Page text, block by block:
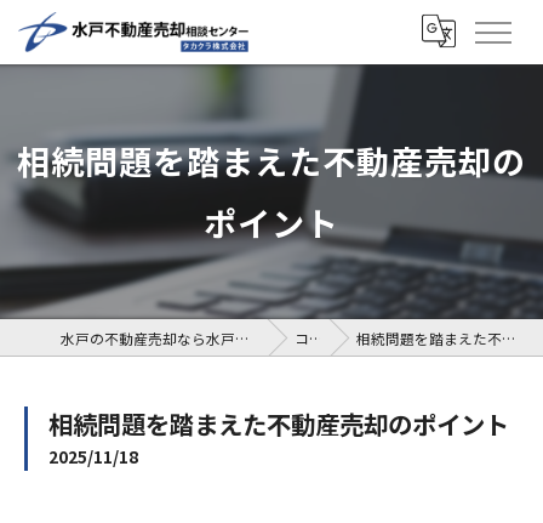
相続問題を踏まえた不動産売却の
ポイント
水戸の不動産売却なら水戸不動産売却相談センター コラム 相続問題を踏まえた不動産売却のポイント
相続問題を踏まえた不動産売却のポイント
2025/11/18